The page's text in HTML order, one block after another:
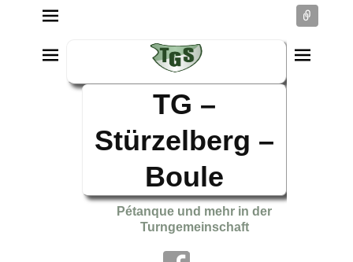
TG –
Stürzelberg –
Boule
Pétanque und mehr in der
Turngemeinschaft